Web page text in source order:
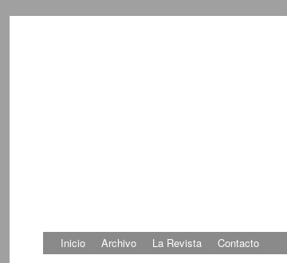
Saltar
Inicio Archivo La Revista Contacto